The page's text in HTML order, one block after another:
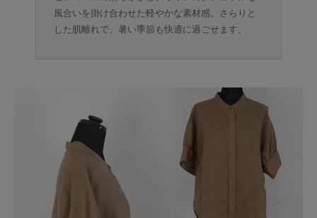
風合いを掛け合わせた軽やかな素材感。さらりと
した肌離れで、暑い季節も快適に過ごせます。